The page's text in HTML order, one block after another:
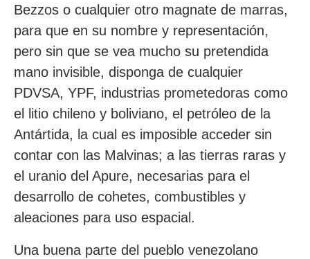
Bezzos o cualquier otro magnate de marras,
para que en su nombre y representación,
pero sin que se vea mucho su pretendida
mano invisible, disponga de cualquier
PDVSA, YPF, industrias prometedoras como
el litio chileno y boliviano, el petróleo de la
Antártida, la cual es imposible acceder sin
contar con las Malvinas; a las tierras raras y
el uranio del Apure, necesarias para el
desarrollo de cohetes, combustibles y
aleaciones para uso espacial.
Una buena parte del pueblo venezolano